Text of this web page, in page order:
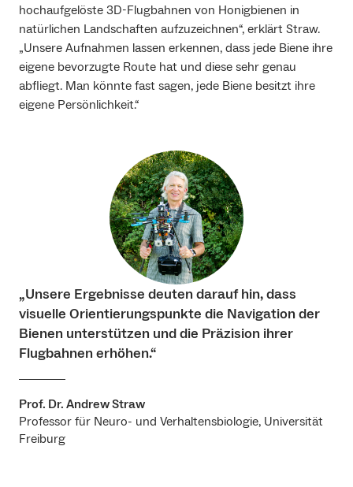
hochaufgelöste 3D-Flugbahnen von Honigbienen in
natürlichen Landschaften aufzuzeichnen“, erklärt Straw.
„Unsere Aufnahmen lassen erkennen, dass jede Biene ihre
eigene bevorzugte Route hat und diese sehr genau
abfliegt. Man könnte fast sagen, jede Biene besitzt ihre
eigene Persönlichkeit.“
„Unsere Ergebnisse deuten darauf hin, dass
visuelle Orientierungspunkte die Navigation der
Bienen unterstützen und die Präzision ihrer
Flugbahnen erhöhen.“
Prof. Dr. Andrew Straw
Professor für Neuro- und Verhaltensbiologie, Universität
Freiburg